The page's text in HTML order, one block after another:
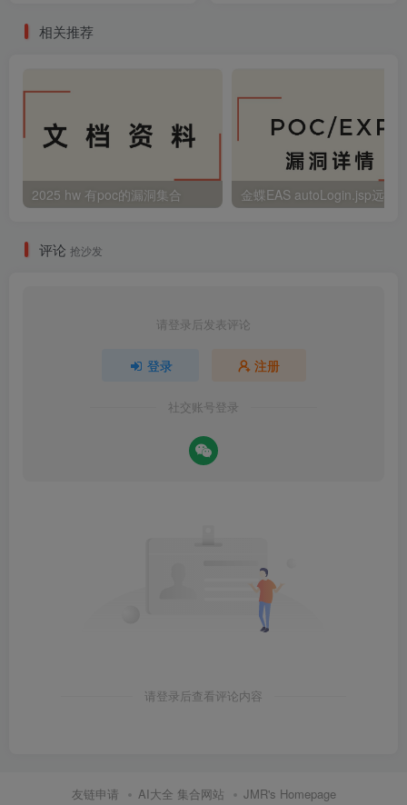
相关推荐
2025 hw 有poc的漏洞集合
评论 抢沙发
请登录后发表评论
登录 注册
社交账号登录
请登录后查看评论内容
友链申请 AI大全 集合网站 JMR's Homepage